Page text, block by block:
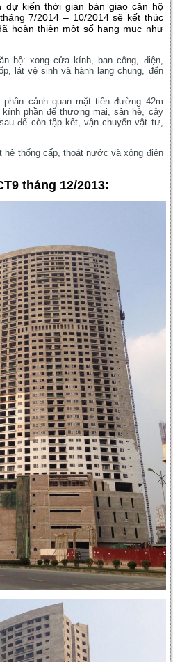
dự kiến thời gian bàn giao căn hộ
7/2014 – 10/2014 sẽ kết thúc
hoàn thiện một số hạng mục như
hộ: xong cửa kính, ban công, điện,
lát vệ sinh và hành lang chung, đến
cảnh quan mặt tiền đường 42m
phần đế thương mại, sân hè, cây
để còn tập kết, vận chuyển vật tư,
hệ thống cấp, thoát nước và xông điện
tháng 12/2013: